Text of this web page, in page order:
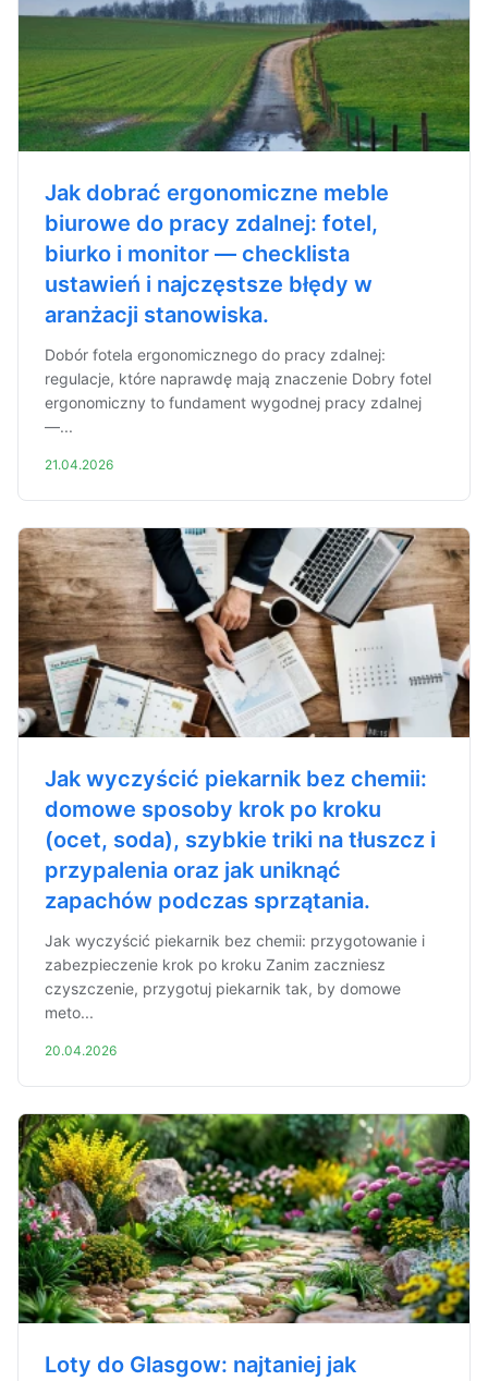
Jak dobrać ergonomiczne meble
biurowe do pracy zdalnej: fotel,
biurko i monitor — checklista
ustawień i najczęstsze błędy w
aranżacji stanowiska.
Dobór fotela ergonomicznego do pracy zdalnej:
regulacje, które naprawdę mają znaczenie Dobry fotel
ergonomiczny to fundament wygodnej pracy zdalnej
—...
21.04.2026
Jak wyczyścić piekarnik bez chemii:
domowe sposoby krok po kroku
(ocet, soda), szybkie triki na tłuszcz i
przypalenia oraz jak uniknąć
zapachów podczas sprzątania.
Jak wyczyścić piekarnik bez chemii: przygotowanie i
zabezpieczenie krok po kroku Zanim zaczniesz
czyszczenie, przygotuj piekarnik tak, by domowe
meto...
20.04.2026
Loty do Glasgow: najtaniej jak